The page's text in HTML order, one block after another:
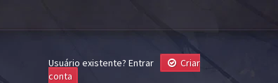
Usuário existente? Entrar
Criar
conta